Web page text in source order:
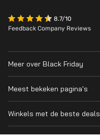
8.7/10
Feedback Company Reviews
Meer over Black Friday
Wanneer is Black Friday?
Cyber Monday 2026
Over ons
Meest bekeken pagina's
Prijsvergelijker
Winkels met de beste deals